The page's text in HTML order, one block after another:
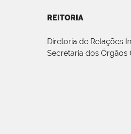
REITORIA
Diretoria de Relações
Secretaria dos Órgãos